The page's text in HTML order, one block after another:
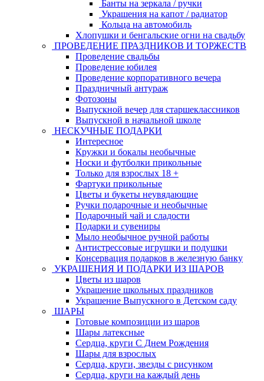
Банты на зеркала / ручки
Украшения на капот / радиатор
Кольца на автомобиль
Хлопушки и бенгальские огни на свадьбу
ПРОВЕДЕНИЕ ПРАЗДНИКОВ И ТОРЖЕСТВ
Проведение свадьбы
Проведение юбилея
Проведение корпоративного вечера
Праздничный антураж
Фотозоны
Выпускной вечер для старшеклассников
Выпускной в начальной школе
НЕСКУЧНЫЕ ПОДАРКИ
Интересное
Кружки и бокалы необычные
Носки и футболки прикольные
Только для взрослых 18 +
Фартуки прикольные
Цветы и букеты неувядающие
Ручки подарочные и необычные
Подарочный чай и сладости
Подарки и сувениры
Мыло необычное ручной работы
Антистрессовые игрушки и подушки
Консервация подарков в железную банку
УКРАШЕНИЯ И ПОДАРКИ ИЗ ШАРОВ
Цветы из шаров
Украшение школьных праздников
Украшение Выпускного в Детском саду
ШАРЫ
Готовые композиции из шаров
Шары латексные
Сердца, круги С Днем Рождения
Шары для взрослых
Сердца, круги, звезды с рисунком
Сердца, круги на каждый день